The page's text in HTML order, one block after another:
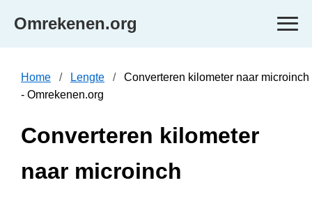
Omrekenen.org
Home Lengte
Converteren kilometer naar microinch
- Omrekenen.org
Converteren kilometer
naar microinch